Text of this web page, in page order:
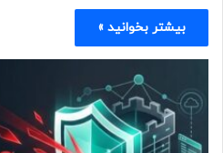
بیشتر بخوانید »